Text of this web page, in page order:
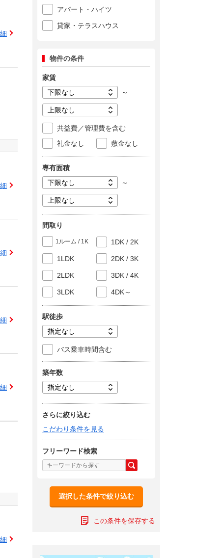
アパート・ハイツ
貸家・テラスハウス
物件の条件
家賃
～
共益費／管理費を含む
礼金なし
敷金なし
専有面積
～
間取り
1ルーム / 1K 1DK / 2K
1LDK 2DK / 3K
2LDK 3DK / 4K
3LDK 4DK～
駅徒歩
バス乗車時間含む
築年数
さらに絞り込む
こだわり条件を見る
フリーワード検索
選択した条件で絞り込む
この条件を保存する